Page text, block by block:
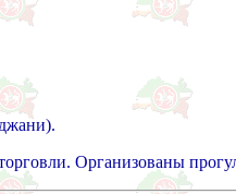
Организованы